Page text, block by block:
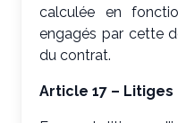
calculée en
engagés par cette
du contrat.
Article 17 – Litiges